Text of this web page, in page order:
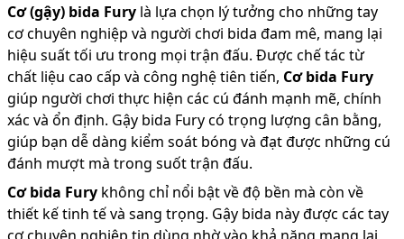
Cơ (gậy) bida Fury là lựa chọn lý tưởng cho những tay
cơ chuyên nghiệp và người chơi bida đam mê, mang lại
hiệu suất tối ưu trong mọi trận đấu. Được chế tác từ
chất liệu cao cấp và công nghệ tiên tiến, Cơ bida Fury
giúp người chơi thực hiện các cú đánh mạnh mẽ, chính
xác và ổn định. Gậy bida Fury có trọng lượng cân bằng,
giúp bạn dễ dàng kiểm soát bóng và đạt được những cú
đánh mượt mà trong suốt trận đấu.
Cơ bida Fury không chỉ nổi bật về độ bền mà còn về
thiết kế tinh tế và sang trọng. Gậy bida này được các tay